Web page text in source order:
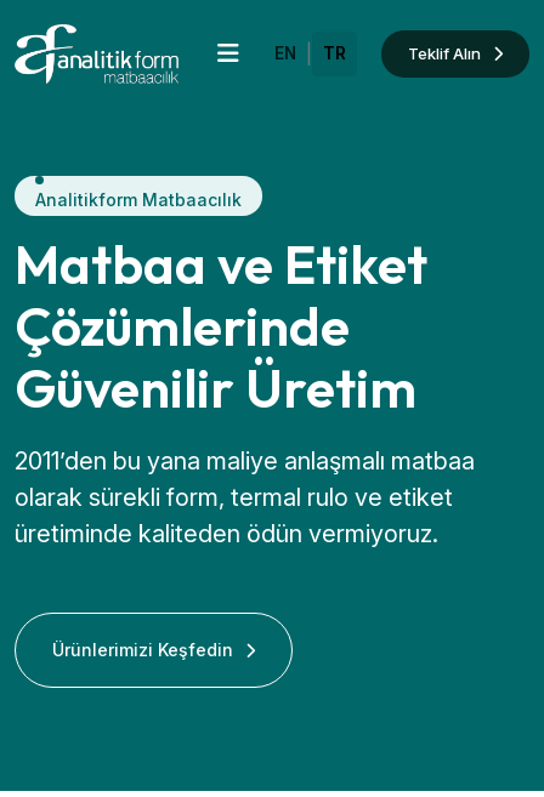
EN TR Teklif Alın
Analitikform Matbaacılık
Matbaa ve Etiket
Çözümlerinde
Güvenilir Üretim
2011’den bu yana maliye anlaşmalı matbaa
olarak sürekli form, termal rulo ve etiket
üretiminde kaliteden ödün vermiyoruz.
Ürünlerimizi Keşfedin